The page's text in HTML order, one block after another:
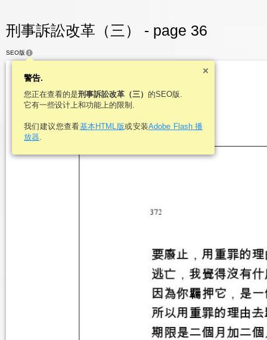
刑事訴訟改革（三） - page 36
SEO版
警告.
您正在查看的是刑事訴訟改革（三） 的SEO版.
它有一些设计上和功能上的限制.
我们建议您查看基本HTML版或安装Adobe Flash 播
放器.